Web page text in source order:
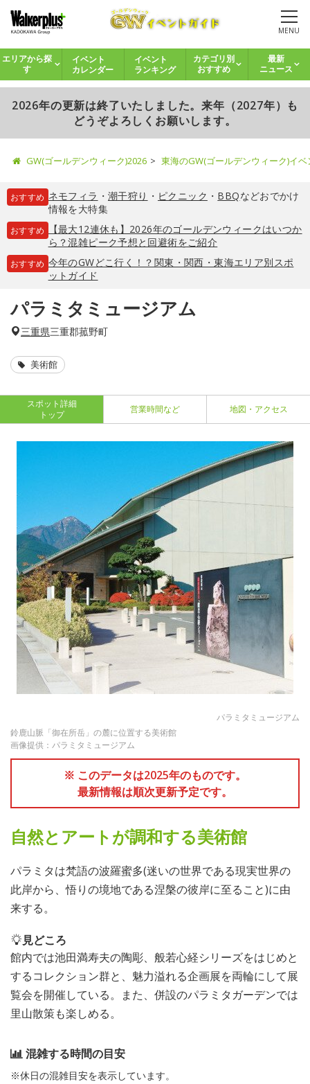
MENU
エリアから探
す
イベント
カレンダー
イベント
ランキング
カテゴリ別
おすすめ
最新
ニュース
2026年の更新は終了いたしました。来年（2027年）も
どうぞよろしくお願いします。
GW(ゴールデンウィーク)2026 東海のGW(ゴールデンウィーク)イ
おすすめ ネモフィラ ・ 潮干狩り ・ ピクニック ・ BBQなどおでかけ
情報を大特集
おすすめ
【最大12連休も】2026年のゴールデンウィークはいつか
ら？混雑ピーク予想と回避術をご紹介
おすすめ 今年のGWどこ行く！？関東・関西・東海エリア別スポ
ットガイド
パラミタミュージアム
三重県三重郡菰野町
美術館
スポット詳細
トップ
営業時間など 地図・アクセス
パラミタミュージアム
鈴鹿山脈「御在所岳」の麓に位置する美術館
画像提供：パラミタミュージアム
※ このデータは2025年のものです。
最新情報は順次更新予定です。
自然とアートが調和する美術館
パラミタは梵語の波羅蜜多(迷いの世界である現実世界の
此岸から、悟りの境地である涅槃の彼岸に至ること)に由
来する。
見どころ
館内では池田満寿夫の陶彫、般若心経シリーズをはじめと
するコレクション群と、魅力溢れる企画展を両輪にして展
覧会を開催している。また、併設のパラミタガーデンでは
里山散策も楽しめる。
混雑する時間の目安
※休日の混雑目安を表示しています。